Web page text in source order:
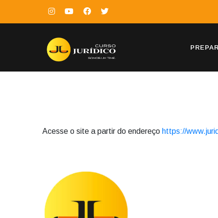
Acesse o site a partir do endereço https://